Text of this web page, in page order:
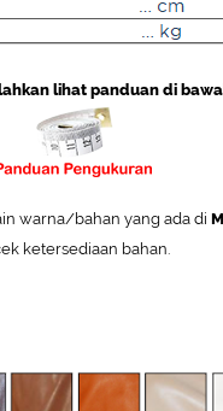
lihat panduan di
warna/bahan yang ada di
ketersediaan bahan.